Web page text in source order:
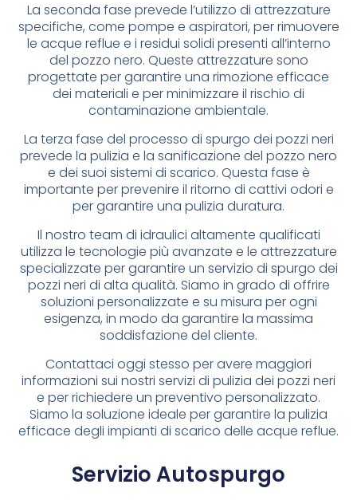
La seconda fase prevede l’utilizzo di attrezzature
specifiche, come pompe e aspiratori, per rimuovere
le acque reflue e i residui solidi presenti all’interno
del pozzo nero. Queste attrezzature sono
progettate per garantire una rimozione efficace
dei materiali e per minimizzare il rischio di
contaminazione ambientale.
La terza fase del processo di spurgo dei pozzi neri
prevede la pulizia e la sanificazione del pozzo nero
e dei suoi sistemi di scarico. Questa fase è
importante per prevenire il ritorno di cattivi odori e
per garantire una pulizia duratura.
Il nostro team di idraulici altamente qualificati
utilizza le tecnologie più avanzate e le attrezzature
specializzate per garantire un servizio di spurgo dei
pozzi neri di alta qualità. Siamo in grado di offrire
soluzioni personalizzate e su misura per ogni
esigenza, in modo da garantire la massima
soddisfazione del cliente.
Contattaci oggi stesso per avere maggiori
informazioni sui nostri servizi di pulizia dei pozzi neri
e per richiedere un preventivo personalizzato.
Siamo la soluzione ideale per garantire la pulizia
efficace degli impianti di scarico delle acque reflue.
Servizio Autospurgo